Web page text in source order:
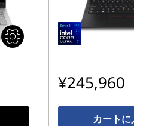
¥245,960
カートに